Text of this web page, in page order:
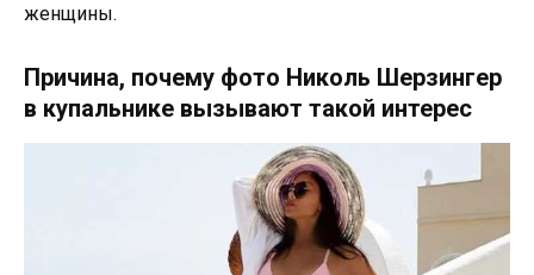
женщины.
Причина, почему фото Николь Шерзингер
в купальнике вызывают такой интерес